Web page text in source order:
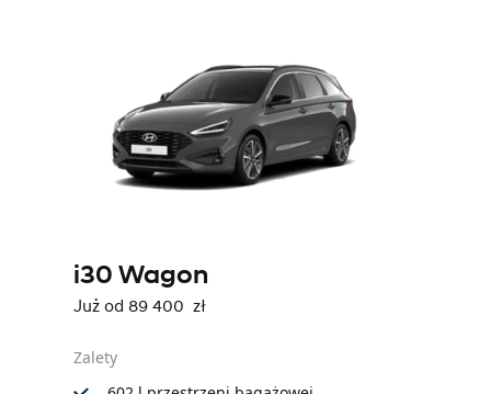
i30 Wagon
Już od 89 400 zł
Zalety